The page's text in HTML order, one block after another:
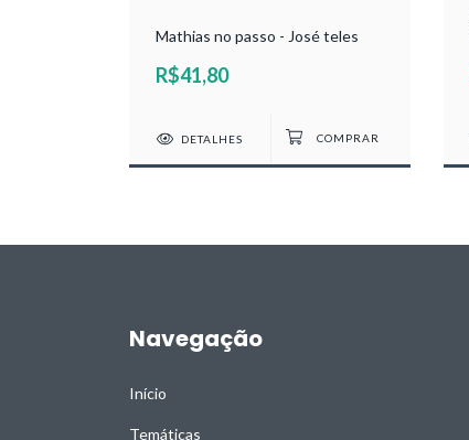
Mathias no passo - José teles
R$41,80
DETALHES
Navegação
Início
Temáticas